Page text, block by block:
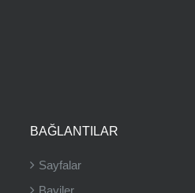
BAĞLANTILAR
Sayfalar
Bayiler